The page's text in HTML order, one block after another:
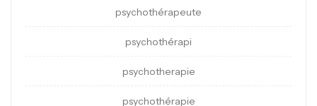
psychothérapeute
psychothérapi
psychotherapie
psychothérapie